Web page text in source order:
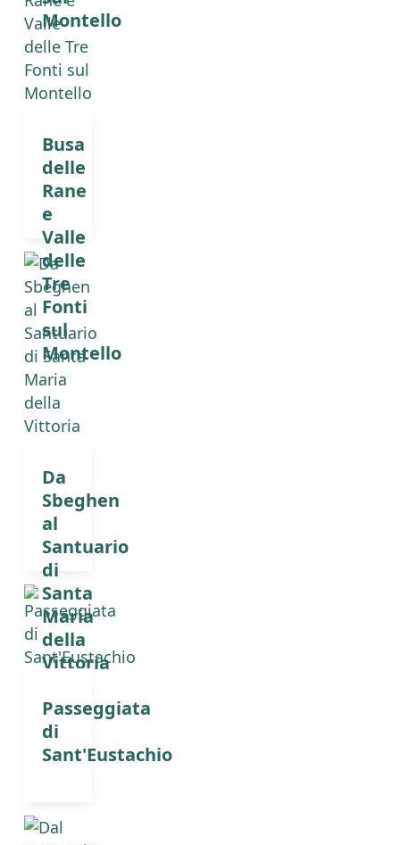
Montello
Busa
delle
Rane
e
Valle
delle
Tre
Fonti
sul
Montello
Da
Sbeghen
al
Santuario
di
Santa
Maria
della
Vittoria
Passeggiata
di
Sant'Eustachio